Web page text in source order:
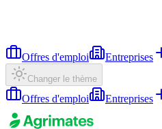
Offres d'emploi Entreprises
Changer le thème
Offres d'emploi Entreprises